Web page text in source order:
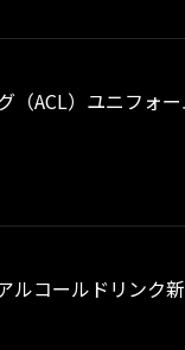
（ACL）ユニフォ
コールドリンク